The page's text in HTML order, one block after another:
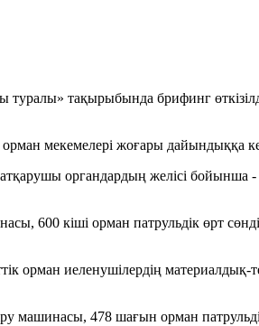
туралы» тақырыбында брифинг
мекемелері жоғары дайындыққа
органдардың желісі бойынша
600 кіші орман патрульдік өрт
орман иеленушілердің материалдық-
машинасы, 478 шағын орман